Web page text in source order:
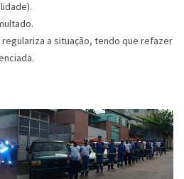
a situação, tendo que refazer